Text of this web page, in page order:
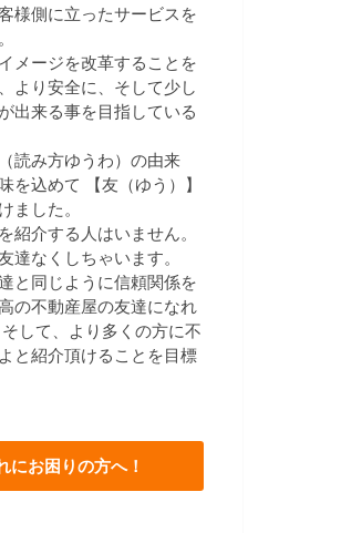
様側に立ったサービスを
メージを改革することを
より安全に、そして少し
出来る事を目指している
読み方ゆうわ）の由来
を込めて 【友（ゆう）】
ました。
紹介する人はいません。
達なくしちゃいます。
と同じように信頼関係を
の不動産屋の友達になれ
して、より多くの方に不
と紹介頂けることを目標
にお困りの方へ！